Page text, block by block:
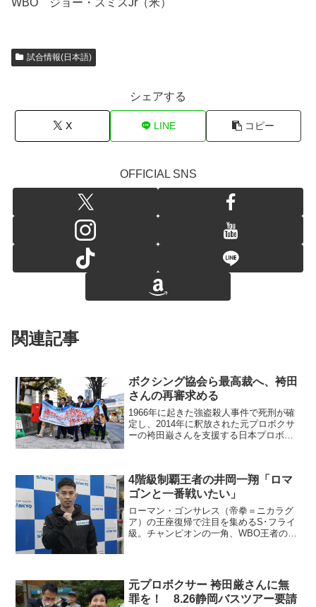
WBO ジョー・スミスJr（米）
試合情報(日本語)
シェアする
X LINE コピー
OFFICIAL SNS
関連記事
ボクシング協会ら最高裁へ、袴田
さんの再審求める
1966年に起きた強盗殺人事件で死刑が確
定し、2014年に釈放された元プロボクサ
ーの袴田巌さんを支援する日本プロボク
ング界からは新...
4階級制覇王者の井岡一翔「ロマ
ゴンと一番戦いたい」
ローマン・ゴンサレス（帝拳＝ニカラグ
ア）の王座復帰で注目を集めるS･フライ
級。チャンピオンの一角、WBO王者の井
ド・フォー...
元プロボクサー 袴田厳さんに無
罪を！ 8.26静岡バスツアー要請